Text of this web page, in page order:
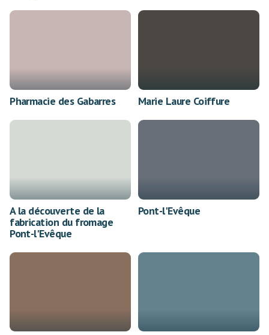
Pharmacie des Gabarres Marie Laure Coiffure
A la découverte de la
fabrication du fromage
Pont-l'Evêque
Pont-l'Evêque